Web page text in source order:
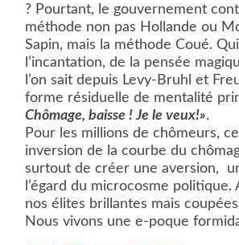
? Pourtant, le gouvernement
méthode non pas Hollande ou
Sapin, mais la méthode Coué.
l’incantation, de la pensée
l’on sait depuis Levy-Bruhl et
forme résiduelle de mentalité
Chômage, baisse ! Je le veux!».
Pour les millions de chômeurs,
inversion de la courbe du
surtout de créer une aversion,
l’égard du microcosme politique.
nos élites brillantes mais
Nous vivons une e-poque